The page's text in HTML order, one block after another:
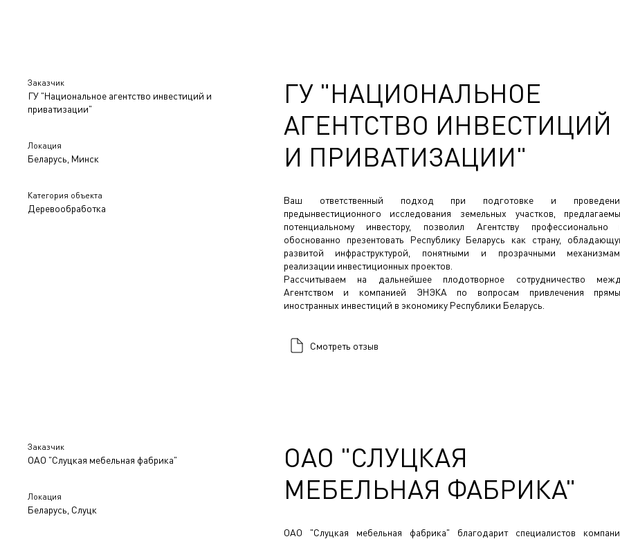
Заказчик
ГУ "Национальное агентство инвестиций и
приватизации"
Локация
Беларусь, Минск
Категория объекта
Деревообработка
ГУ "НАЦИОНАЛЬНОЕ
АГЕНТСТВО ИНВЕСТИЦИЙ
И ПРИВАТИЗАЦИИ"
Ваш ответственный подход при подготовке и
предынвестиционного исследования земельных участков,
потенциальному инвестору, позволил Агентству профессионально
обоснованно презентовать Республику Беларусь как страну,
развитой инфраструктурой, понятными и прозрачными
реализации инвестиционных проектов.
Рассчитываем на дальнейшее плодотворное сотрудничество
Агентством и компанией ЭНЭКА по вопросам привлечения
иностранных инвестиций в экономику Республики Беларусь.
Смотреть отзыв
Заказчик
ОАО "Слуцкая мебельная фабрика"
Локация
Беларусь, Слуцк
ОАО "СЛУЦКАЯ
МЕБЕЛЬНАЯ ФАБРИКА"
ОАО "Слуцкая мебельная фабрика" благодарит специалистов